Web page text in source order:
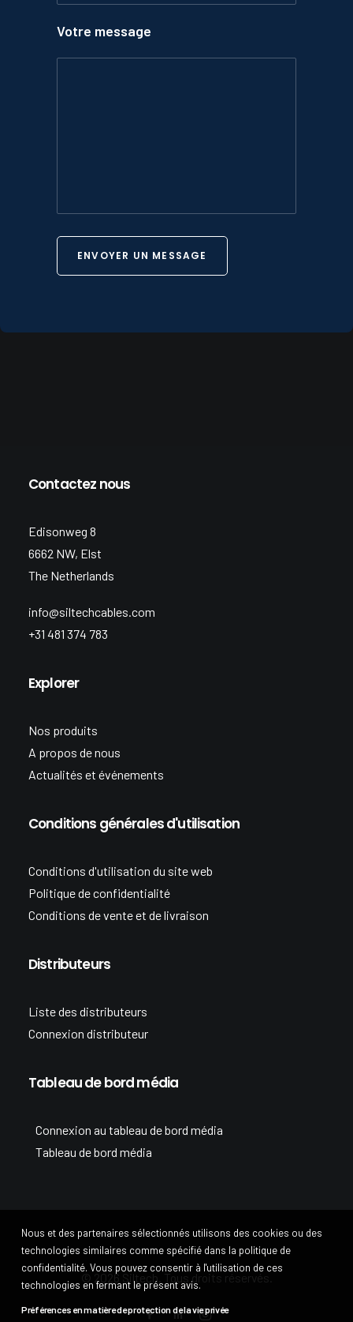
Votre message
Contactez nous
Edisonweg 8
6662 NW, Elst
The Netherlands
info@siltechcables.com
+31 481 374 783
Explorer
Nos produits
A propos de nous
Actualités et événements
Conditions générales d'utilisation
Conditions d'utilisation du site web
Politique de confidentialité
Conditions de vente et de livraison
Distributeurs
Liste des distributeurs
Connexion distributeur
Tableau de bord média
Connexion au tableau de bord média
Tableau de bord média
© 2026 Siltech. Tous droits réservés.
Nous et des partenaires sélectionnés utilisons des cookies ou des
technologies similaires comme spécifié dans la politique de
confidentialité. Vous pouvez consentir à l'utilisation de ces
technologies en fermant le présent avis.
Préférences en matière de protection de la vie privée